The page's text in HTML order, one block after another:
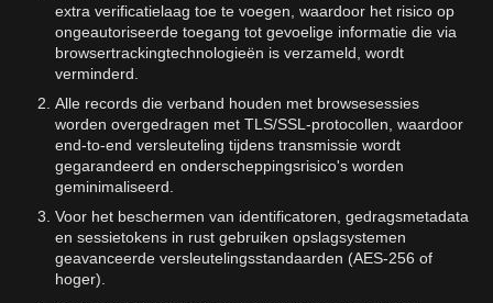
extra verificatielaag toe te voegen, waardoor het risico op
ongeautoriseerde toegang tot gevoelige informatie die via
browsertrackingtechnologieën is verzameld, wordt
verminderd.
Alle records die verband houden met browsesessies
worden overgedragen met TLS/SSL-protocollen, waardoor
end-to-end versleuteling tijdens transmissie wordt
gegarandeerd en onderscheppingsrisico's worden
geminimaliseerd.
Voor het beschermen van identificatoren, gedragsmetadata
en sessietokens in rust gebruiken opslagsystemen
geavanceerde versleutelingsstandaarden (AES-256 of
hoger).